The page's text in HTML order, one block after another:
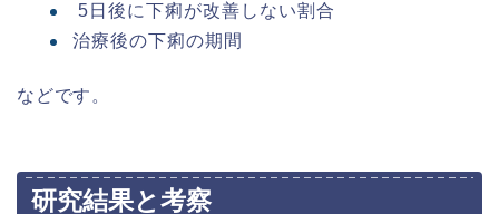
5日後に下痢が改善しない割合
治療後の下痢の期間
などです。
研究結果と考察